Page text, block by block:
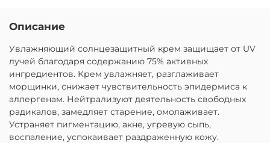
Описание
Увлажняющий солнцезащитный крем защищает от UV
лучей благодаря содержанию 75% активных
ингредиентов. Крем увлажняет, разглаживает
морщинки, снижает чувствительность эпидермиса к
аллергенам. Нейтрализуют деятельность свободных
радикалов, замедляет старение, омолаживает.
Устраняет пигментацию, акне, угревую сыпь,
воспаление, успокаивает раздраженную кожу.